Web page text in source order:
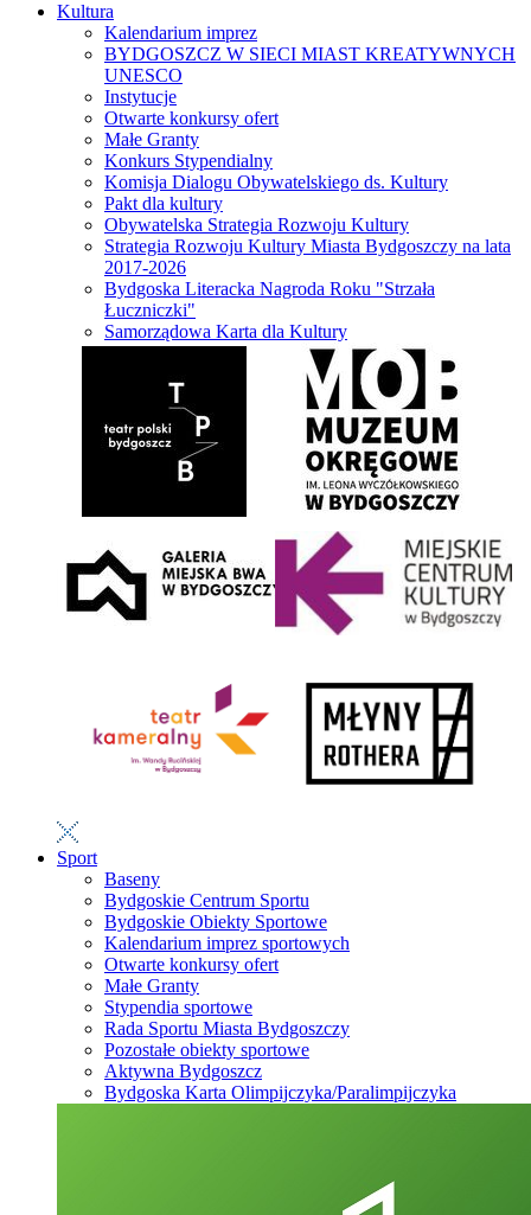
Kultura
Kalendarium imprez
BYDGOSZCZ W SIECI MIAST KREATYWNYCH
UNESCO
Instytucje
Otwarte konkursy ofert
Małe Granty
Konkurs Stypendialny
Komisja Dialogu Obywatelskiego ds. Kultury
Pakt dla kultury
Obywatelska Strategia Rozwoju Kultury
Strategia Rozwoju Kultury Miasta Bydgoszczy na lata
2017-2026
Bydgoska Literacka Nagroda Roku "Strzała
Łuczniczki"
Samorządowa Karta dla Kultury
Sport
Baseny
Bydgoskie Centrum Sportu
Bydgoskie Obiekty Sportowe
Kalendarium imprez sportowych
Otwarte konkursy ofert
Małe Granty
Stypendia sportowe
Rada Sportu Miasta Bydgoszczy
Pozostałe obiekty sportowe
Aktywna Bydgoszcz
Bydgoska Karta Olimpijczyka/Paralimpijczyka